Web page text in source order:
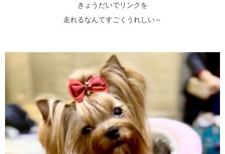
きょうだいでリンクを
走れるなんてすごくうれしい～